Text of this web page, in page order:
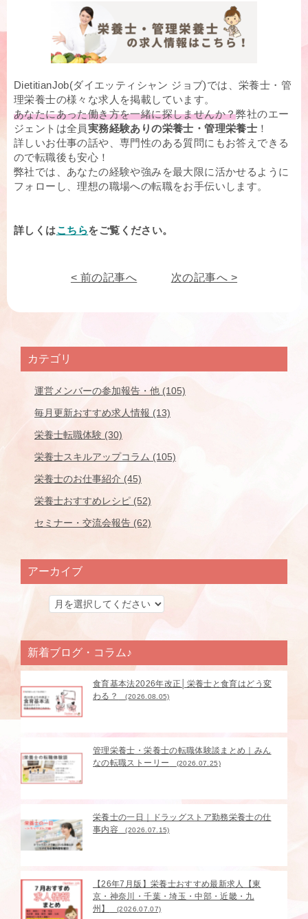
DietitianJob(ダイエッティシャン ジョブ)では、栄養士・管
理栄養士の様々な求人を掲載しています。
あなたにあった働き方を一緒に探しませんか？弊社のエー
ジェントは全員実務経験ありの栄養士・管理栄養士 ！
詳しいお仕事の話や、専門性のある質問にもお答えできる
ので転職後も安心！
弊社では、あなたの経験や強みを最大限に活かせるように
フォローし、理想の職場への転職をお手伝いします。
詳しくはこちらをご覧ください。
< 前の記事へ 次の記事へ >
カテゴリ
運営メンバーの参加報告・他 (105)
毎月更新おすすめ求人情報 (13)
栄養士転職体験 (30)
栄養士スキルアップコラム (105)
栄養士のお仕事紹介 (45)
栄養士おすすめレシピ (52)
セミナー・交流会報告 (62)
アーカイブ
新着ブログ・コラム♪
食育基本法2026年改正│栄養士と食育はどう変
わる？
(2026.08.05)
管理栄養士・栄養士の転職体験談まとめ｜みん
なの転職ストーリー
(2026.07.25)
栄養士の一日｜ドラッグストア勤務栄養士の仕
事内容 (2026.07.15)
【26年7月版】栄養士おすすめ最新求人【東
京・神奈川・千葉・埼玉・中部・近畿・九
州】
(2026.07.07)